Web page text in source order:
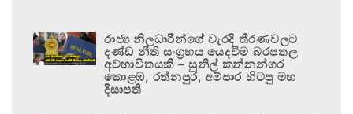
රාජ්‍ය නිලධාරීන්ගේ වැරදි තීරණවලට
දණ්ඩ නීති සංග්‍රහය යෙදවීම බරපතල
අවභාවිතයකි – සුනිල් කන්නන්ගර
කොළඹ, රත්නපුර, අම්පාර හිටපු මහ
දිසාපති